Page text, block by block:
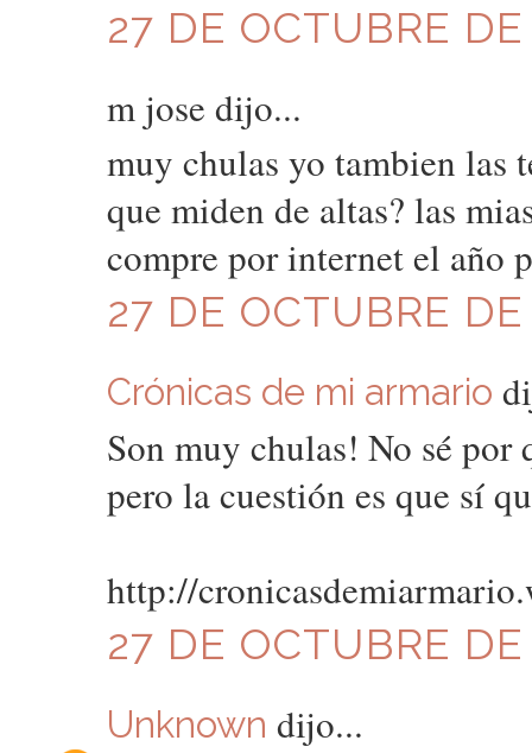
27 DE OCTUBRE
m jose dijo...
muy chulas yo tambien las
que miden de altas? las
compre por internet el año
27 DE OCTUBRE
Crónicas de mi armario
Son muy chulas! No sé por
pero la cuestión es que sí
http://
27 DE OCTUBRE
Unknown dijo...